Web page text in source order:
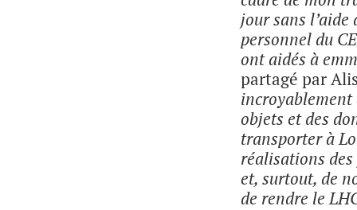
jour sans
personnel du
ont aidés à
partagé par
incroyablement
objets et des
transporter à
réalisations
et, surtout, de
de rendre le